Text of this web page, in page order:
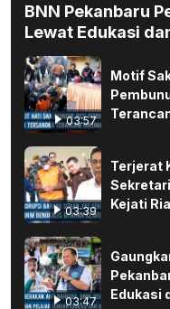
BNN Pekanbaru
Lewat Edukasi
03:57
Motif
03:39
Terjerat
Kejati
03:47
Edukasi